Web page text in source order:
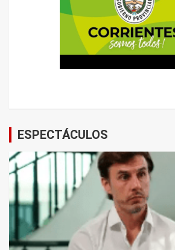
ESPECTÁCULOS